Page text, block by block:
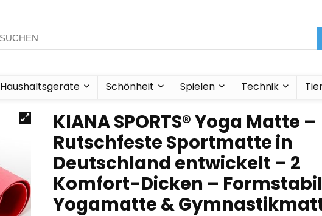
Haushaltsgeräte Schönheit Spielen Technik
KIANA SPORTS® Yoga Matte –
Rutschfeste Sportmatte in
Deutschland entwickelt – 2
Komfort-Dicken –
Yogamatte &